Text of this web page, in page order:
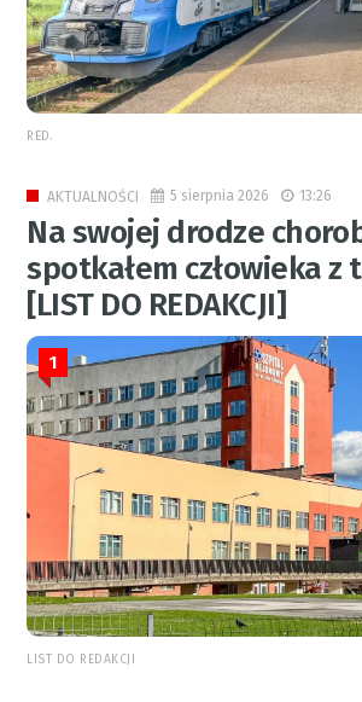
RED.
AKTUALNOŚCI 5 sierpnia 2026 13:26
Na swojej drodze
spotkałem człowieka z
[LIST DO REDAKCJI]
1
LIST DO REDAKCJI